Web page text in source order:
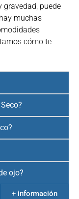
gravedad, puede
muchas
cómo te
ojo?
+ información